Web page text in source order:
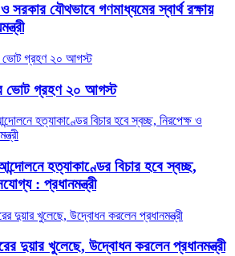
সরকার যৌথভাবে গণমাধ্যমের স্বার্থ রক্ষায়
ভোট গ্রহণ ২০ আগস্ট
হত্যাকাণ্ডের বিচার হবে স্বচ্ছ,
: প্রধানমন্ত্রী
দুয়ার খুলেছে, উদ্বোধন করলেন প্রধানমন্ত্রী